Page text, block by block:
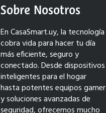
Sobre Nosotros
En CasaSmart.uy, la tecnología
cobra vida para hacer tu día
más eficiente, seguro y
conectado. Desde dispositivos
inteligentes para el hogar
hasta potentes equipos gamer
y soluciones avanzadas de